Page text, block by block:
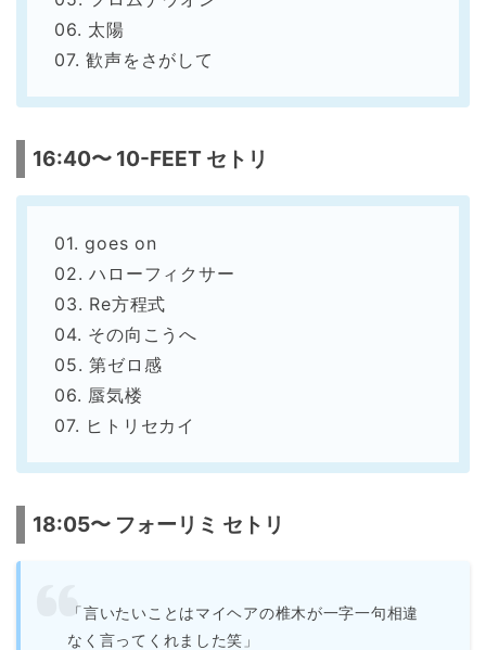
06. 太陽
07. 歓声をさがして
16:40〜 10-FEET セトリ
01. goes on
02. ハローフィクサー
03. Re方程式
04. その向こうへ
05. 第ゼロ感
06. 蜃気楼
07. ヒトリセカイ
18:05〜 フォーリミ セトリ
「言いたいことはマイヘアの椎木が一字一句相違
なく言ってくれました笑」